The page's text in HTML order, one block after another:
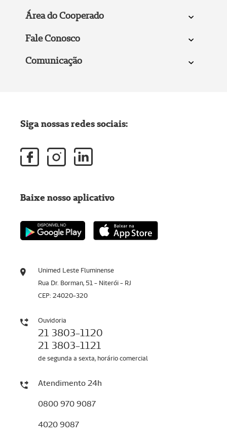
Área do Cooperado
Fale Conosco
Comunicação
Unimed Leste Fluminense
Rua Dr. Borman, 51 - Niterói - RJ
CEP: 24020-320
Ouvidoria
21 3803-1120
21 3803-1121
de segunda a sexta, horário comercial
Atendimento 24h
0800 970 9087
4020 9087
Siga nossas redes sociais:
Baixe nosso aplicativo